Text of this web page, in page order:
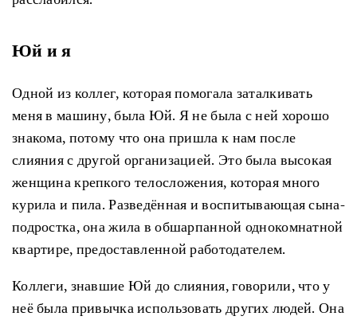
Юй и я
Одной из коллег, которая помогала заталкивать
меня в машину, была Юй. Я не была с ней хорошо
знакома, потому что она пришла к нам после
слияния с другой организацией. Это была высокая
женщина крепкого телосложения, которая много
курила и пила. Разведённая и воспитывающая сына-
подростка, она жила в обшарпанной однокомнатной
квартире, предоставленной работодателем.
Коллеги, знавшие Юй до слияния, говорили, что у
неё была привычка использовать других людей. Она